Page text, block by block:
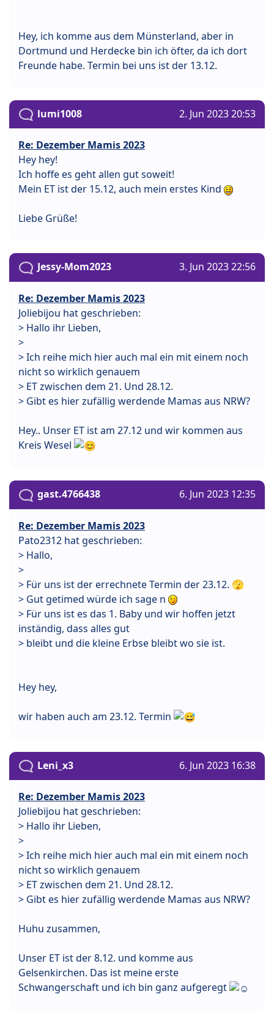
Hey, ich komme aus dem Münsterland, aber in
Dortmund und Herdecke bin ich öfter, da ich dort
Freunde habe. Termin bei uns ist der 13.12.
lumi1008 2. Jun 2023 20:53
Re: Dezember Mamis 2023
Hey hey!
Ich hoffe es geht allen gut soweit!
Mein ET ist der 15.12, auch mein erstes Kind
Liebe Grüße!
Jessy-Mom2023 3. Jun 2023 22:56
Re: Dezember Mamis 2023
Joliebijou hat geschrieben:
> Hallo ihr Lieben,
>
> Ich reihe mich hier auch mal ein mit einem noch
nicht so wirklich genauem
> ET zwischen dem 21. Und 28.12.
> Gibt es hier zufällig werdende Mamas aus NRW?
Hey.. Unser ET ist am 27.12 und wir kommen aus
Kreis Wesel
gast.4766438 6. Jun 2023 12:35
Re: Dezember Mamis 2023
Pato2312 hat geschrieben:
> Hallo,
>
> Für uns ist der errechnete Termin der 23.12. 🫣
> Gut getimed würde ich sage n
> Für uns ist es das 1. Baby und wir hoffen jetzt
inständig, dass alles gut
> bleibt und die kleine Erbse bleibt wo sie ist.
Hey hey,
wir haben auch am 23.12. Termin
Leni_x3 6. Jun 2023 16:38
Re: Dezember Mamis 2023
Joliebijou hat geschrieben:
> Hallo ihr Lieben,
>
> Ich reihe mich hier auch mal ein mit einem noch
nicht so wirklich genauem
> ET zwischen dem 21. Und 28.12.
> Gibt es hier zufällig werdende Mamas aus NRW?
Huhu zusammen,
Unser ET ist der 8.12. und komme aus
Gelsenkirchen. Das ist meine erste
Schwangerschaft und ich bin ganz aufgeregt